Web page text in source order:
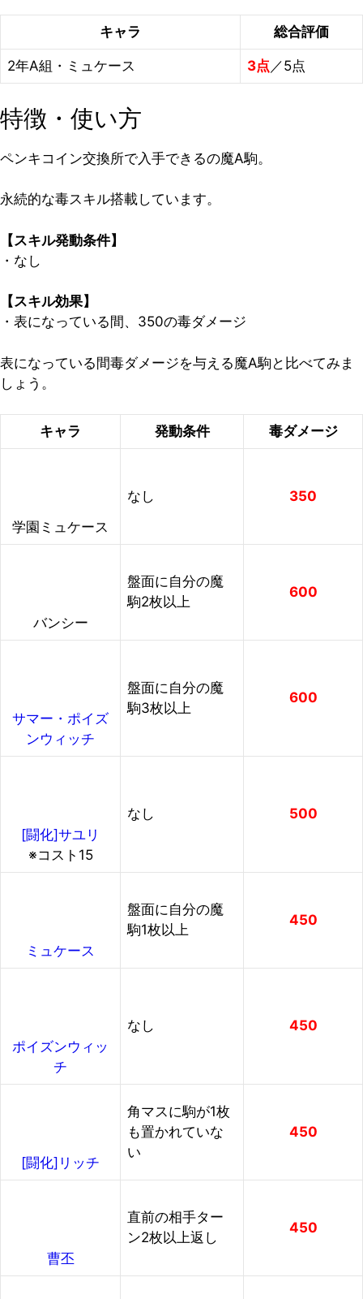
キャラ 総合評価
2年A組・ミュケース 3点 ／5点
特徴・使い方
ペンキコイン交換所で入手できるの魔A駒。
永続的な毒スキル搭載しています。
【スキル発動条件】
・なし
【スキル効果】
・表になっている間、350の毒ダメージ
表になっている間毒ダメージを与える魔A駒と比べてみま
しょう。
キャラ 発動条件 毒ダメージ
学園ミュケース
なし 350
バンシー
盤面に自分の魔
駒2枚以上
600
サマー・ポイズ
ンウィッチ
盤面に自分の魔
駒3枚以上
600
[闘化]サユリ
※コスト15
なし 500
ミュケース
盤面に自分の魔
駒1枚以上
450
ポイズンウィッ
チ
なし 450
[闘化]リッチ
角マスに駒が1枚
も置かれていな
い
450
曹丕
直前の相手ター
ン2枚以上返し
450